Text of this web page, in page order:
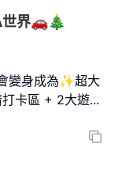
世界🚗🎄
變身成為✨超大
卡區 + 2大遊...